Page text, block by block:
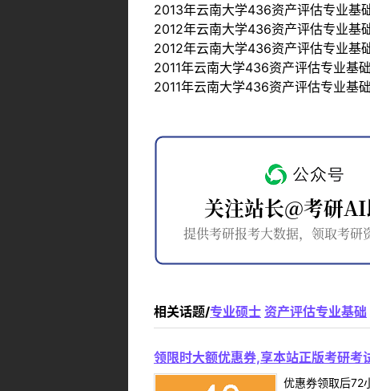
2013年云南大学436资产评估专业基
2012年云南大学436资产评估专业基
2012年云南大学436资产评估专业基
2011年云南大学436资产评估专业基
2011年云南大学436资产评估专业基
相关话题/专业硕士 资产评估专业基础
领限时大额优惠券,享本站正版考研考
优惠券领取后72